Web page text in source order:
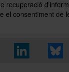
recuperació
el consentiment de